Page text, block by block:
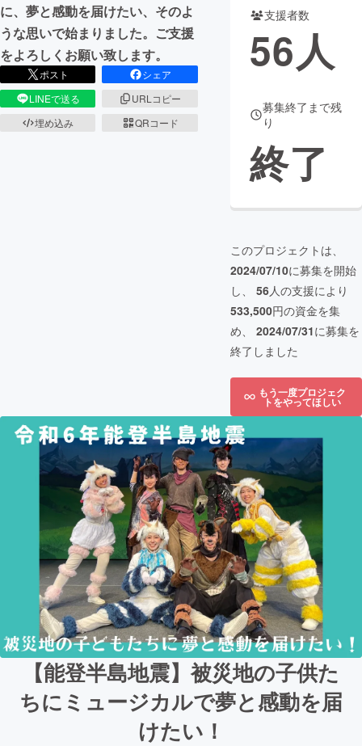
に、夢と感動を届けたい、そのよ
うな思いで始まりました。ご支援
をよろしくお願い致します。
ポスト
シェア
LINEで送る
URLコピー
埋め込み
QRコード
支援者数
56人
募集終了まで残
り
終了
このプロジェクトは、
2024/07/10に募集を開始
し、 56人の支援により
533,500円の資金を集
め、 2024/07/31に募集を
終了しました
もう一度プロジェク
トをやってほしい
【能登半島地震】被災地の子供た
ちにミュージカルで夢と感動を届
けたい！